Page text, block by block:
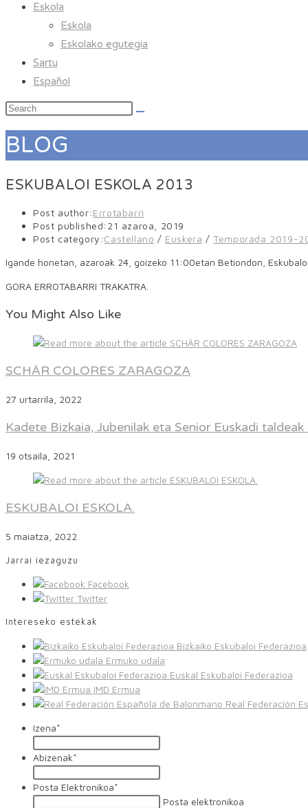
Eskola
Eskola
Eskolako egutegia
Sartu
Español
BLOG
ESKUBALOI ESKOLA 2013
Post author:Errotabarri
Post published: 21 azaroa, 2019
Post category:Castellano / Euskera / Temporada 2019-
Igande honetan, azaroak 24, goizeko 11:00etan Betiondon,
GORA ERROTABARRI TRAKATRA.
You Might Also Like
SCHÄR COLORES ZARAGOZA
27 urtarrila, 2022
Kadete Bizkaia, Jubenilak eta Senior Euskadi
19 otsaila, 2021
ESKUBALOI ESKOLA.
5 maiatza, 2022
Jarrai iezaguzu
Facebook
Twitter
Intereseko estekak
Bizkaiko Eskubaloi Federazioa
Ermuko udala
Euskal Eskubaloi Federazioa
IMD Ermua
Real Federación
Izena*
Abizenak*
Posta Elektronikoa*
Posta elektronikoa